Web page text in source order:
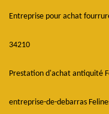
Entreprise pour achat
34210
Prestation d'achat antiquité
entreprise-de-debarras